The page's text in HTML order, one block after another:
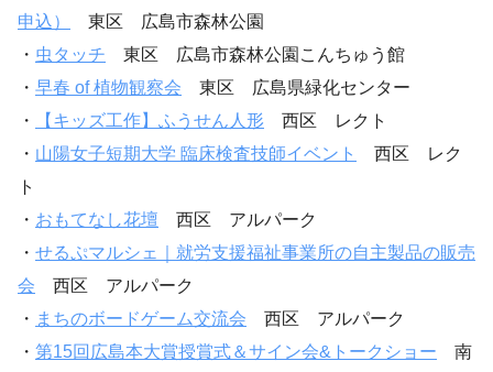
申込）
東区 広島市森林公園
・ 虫タッチ 東区 広島市森林公園こんちゅう館
・ 早春 of 植物観察会 東区 広島県緑化センター
・
【キッズ工作】ふうせん人形 西区 レクト
・ 山陽女子短期大学 臨床検査技師イベント
西区 レク
ト
・ おもてなし花壇 西区 アルパーク
・ せるぷマルシェ｜就労支援福祉事業所の自主製品の販売
会 西区 アルパーク
・ まちのボードゲーム交流会 西区 アルパーク
・ 第15回広島本大賞授賞式＆サイン会&トークショー 南